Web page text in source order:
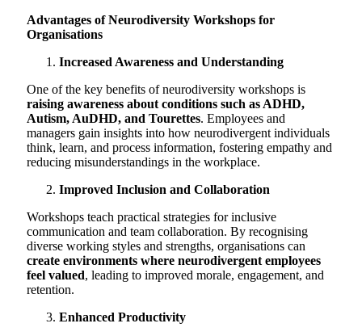
Advantages of Neurodiversity Workshops for
Organisations
Increased Awareness and Understanding
One of the key benefits of neurodiversity workshops is
raising awareness about conditions such as ADHD,
Autism, AuDHD, and Tourettes. Employees and
managers gain insights into how neurodivergent individuals
think, learn, and process information, fostering empathy and
reducing misunderstandings in the workplace.
Improved Inclusion and Collaboration
Workshops teach practical strategies for inclusive
communication and team collaboration. By recognising
diverse working styles and strengths, organisations can
create environments where neurodivergent employees
feel valued, leading to improved morale, engagement, and
retention.
Enhanced Productivity